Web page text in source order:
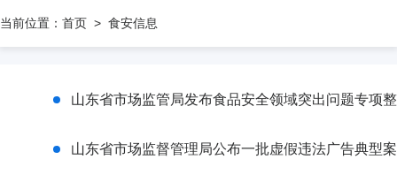
课
当前位置： 首页 食安信息
山东省市场监管局发布食品安全领域突出问题专项
山东省市场监督管理局公布一批虚假违法广告典型